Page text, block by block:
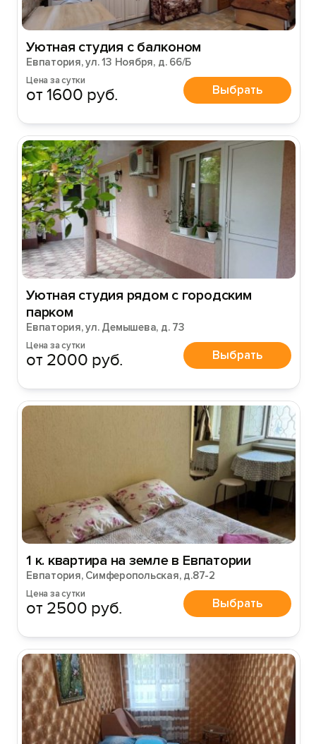
Уютная студия с балконом
Евпатория, ул. 13 Ноября, д. 66/Б
Цена за сутки
от 1600 руб. Выбрать
Уютная студия рядом с городским
парком
Евпатория, ул. Демышева, д. 73
Цена за сутки
от 2000 руб. Выбрать
1 к. квартира на земле в Евпатории
Евпатория, Симферопольская, д.87-2
Цена за сутки
от 2500 руб. Выбрать